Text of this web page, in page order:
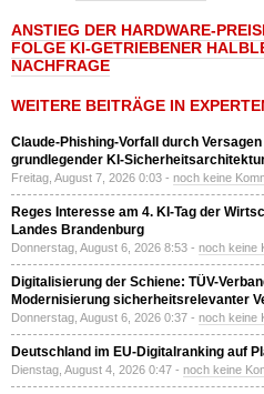
ANSTIEG DER HARDWARE-
FOLGE KI-GETRIEBENER
NACHFRAGE
WEITERE BEITRÄGE IN
Claude-Phishing-Vorfall durch Versagen
grundlegender KI-
Freitag, August 7, 2026 0:03 - noch keine
Reges Interesse am 4. KI-Tag der
Landes Brandenburg
Donnerstag, August 6, 2026 8:53 - noch keine
Digitalisierung der Schiene: TÜV-
Modernisierung sicherheitsrelevanter
Donnerstag, August 6, 2026 0:37 - noch keine
Deutschland im EU-Digitalranking auf
Dienstag, August 4, 2026 0:47 - noch keine